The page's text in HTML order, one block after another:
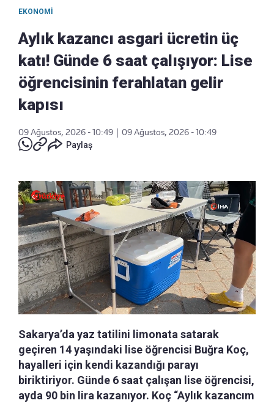
EKONOMI
Aylık kazancı asgari ücretin üç
katı! Günde 6 saat çalışıyor: Lise
öğrencisinin ferahlatan gelir
kapısı
09 Ağustos, 2026 - 10:49
09 Ağustos, 2026 - 10:49
Paylaş
Sakarya’da yaz tatilini limonata satarak
geçiren 14 yaşındaki lise öğrencisi Buğra Koç,
hayalleri için kendi kazandığı parayı
biriktiriyor. Günde 6 saat çalışan lise öğrencisi,
ayda 90 bin lira kazanıyor. Koç “Aylık kazancım